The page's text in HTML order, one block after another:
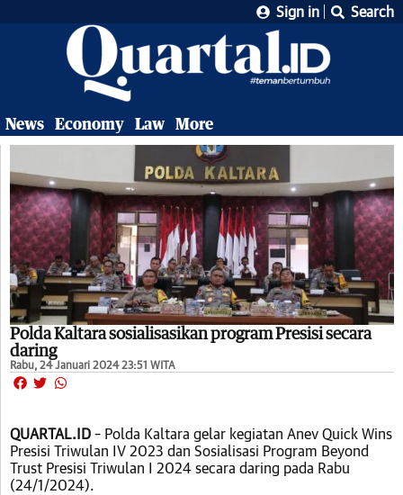
Sign in Search
News Economy Law More
Polda Kaltara sosialisasikan program Presisi secara
daring
Rabu, 24 Januari 2024 23:51 WITA
QUARTAL.ID – Polda Kaltara gelar kegiatan Anev Quick Wins
Presisi Triwulan IV 2023 dan Sosialisasi Program Beyond
Trust Presisi Triwulan I 2024 secara daring pada Rabu
(24/1/2024).